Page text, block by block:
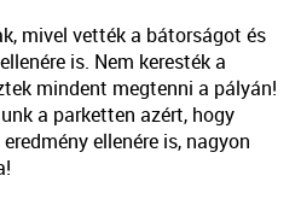
mivel vették a bátorságot és
is. Nem keresték a
mindent megtenni a pályán!
a parketten azért, hogy
ellenére is, nagyon